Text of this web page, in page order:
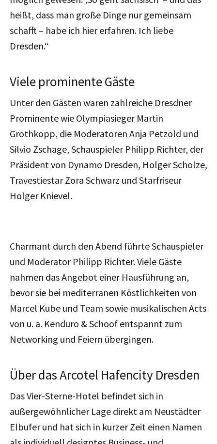
heißt, dass man große Dinge nur gemeinsam
schafft – habe ich hier erfahren. Ich liebe
Dresden.“
Viele prominente Gäste
Unter den Gästen waren zahlreiche Dresdner
Prominente wie Olympiasieger Martin
Grothkopp, die Moderatoren Anja Petzold und
Silvio Zschage, Schauspieler Philipp Richter, der
Präsident von Dynamo Dresden, Holger Scholze,
Travestiestar Zora Schwarz und Starfriseur
Holger Knievel.
Charmant durch den Abend führte Schauspieler
und Moderator Philipp Richter. Viele Gäste
nahmen das Angebot einer Hausführung an,
bevor sie bei mediterranen Köstlichkeiten von
Marcel Kube und Team sowie musikalischen Acts
von u. a. Kenduro & Schoof entspannt zum
Networking und Feiern übergingen.
Über das Arcotel Hafencity Dresden
Das Vier-Sterne-Hotel befindet sich in
außergewöhnlicher Lage direkt am Neustädter
Elbufer und hat sich in kurzer Zeit einen Namen